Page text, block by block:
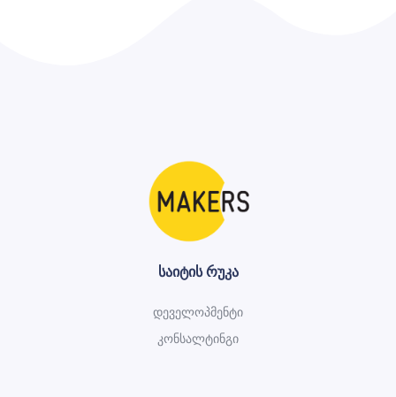
საიტის რუკა
დეველოპმენტი
კონსალტინგი